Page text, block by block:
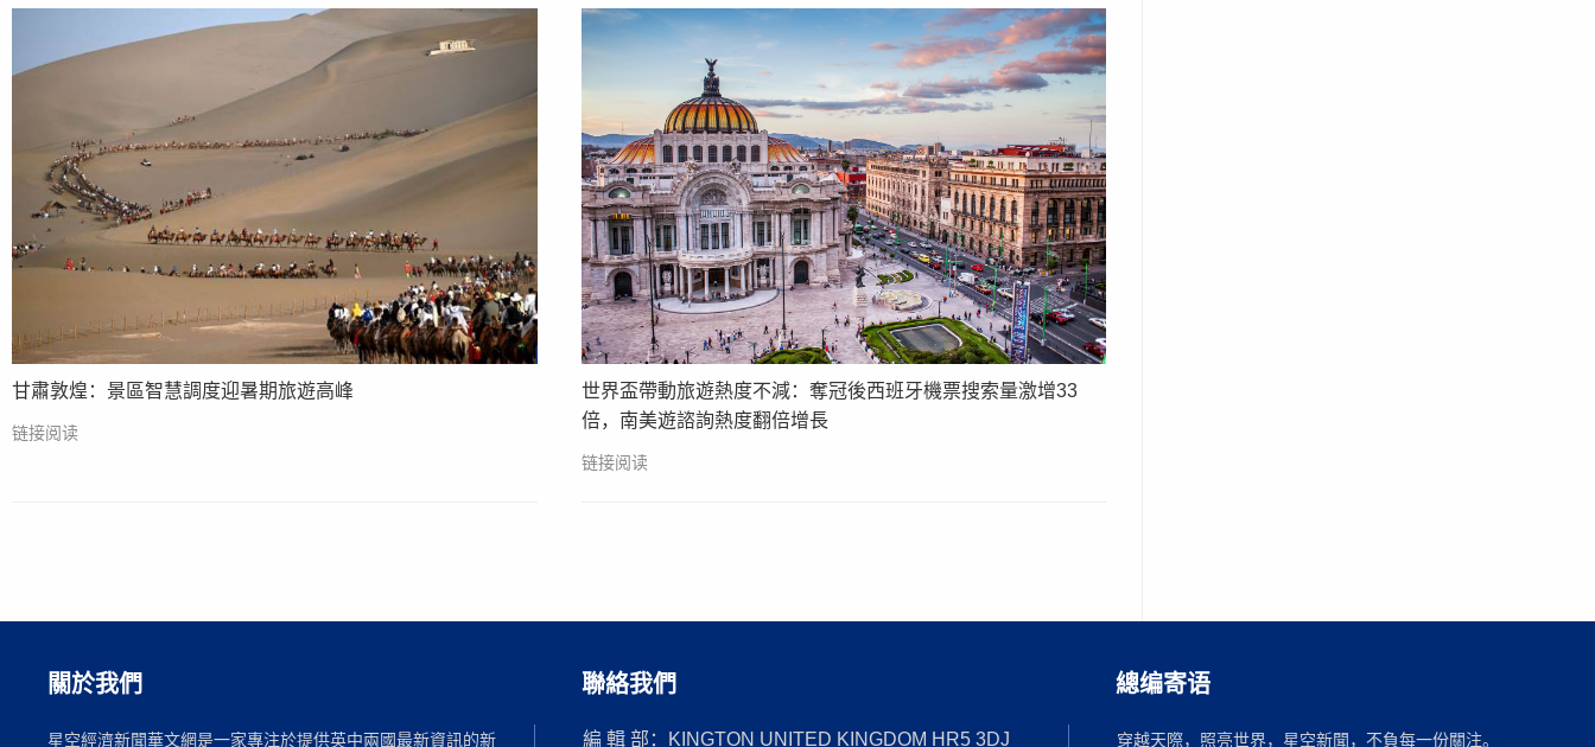
甘肅敦煌：景區智慧調度迎暑期旅遊高峰
链接阅读
世界盃帶動旅遊熱度不減：奪冠後西班牙機票搜索量激增33
倍，南美遊諮詢熱度翻倍增長
链接阅读
關於我們
星空經濟新聞華文網是一家專注於提供英中兩國最新資訊的新
聯絡我們
編 輯 部：KINGTON UNITED KINGDOM HR5 3DJ
總编寄语
穿越天際，照亮世界，星空新聞，不負每一份關注。